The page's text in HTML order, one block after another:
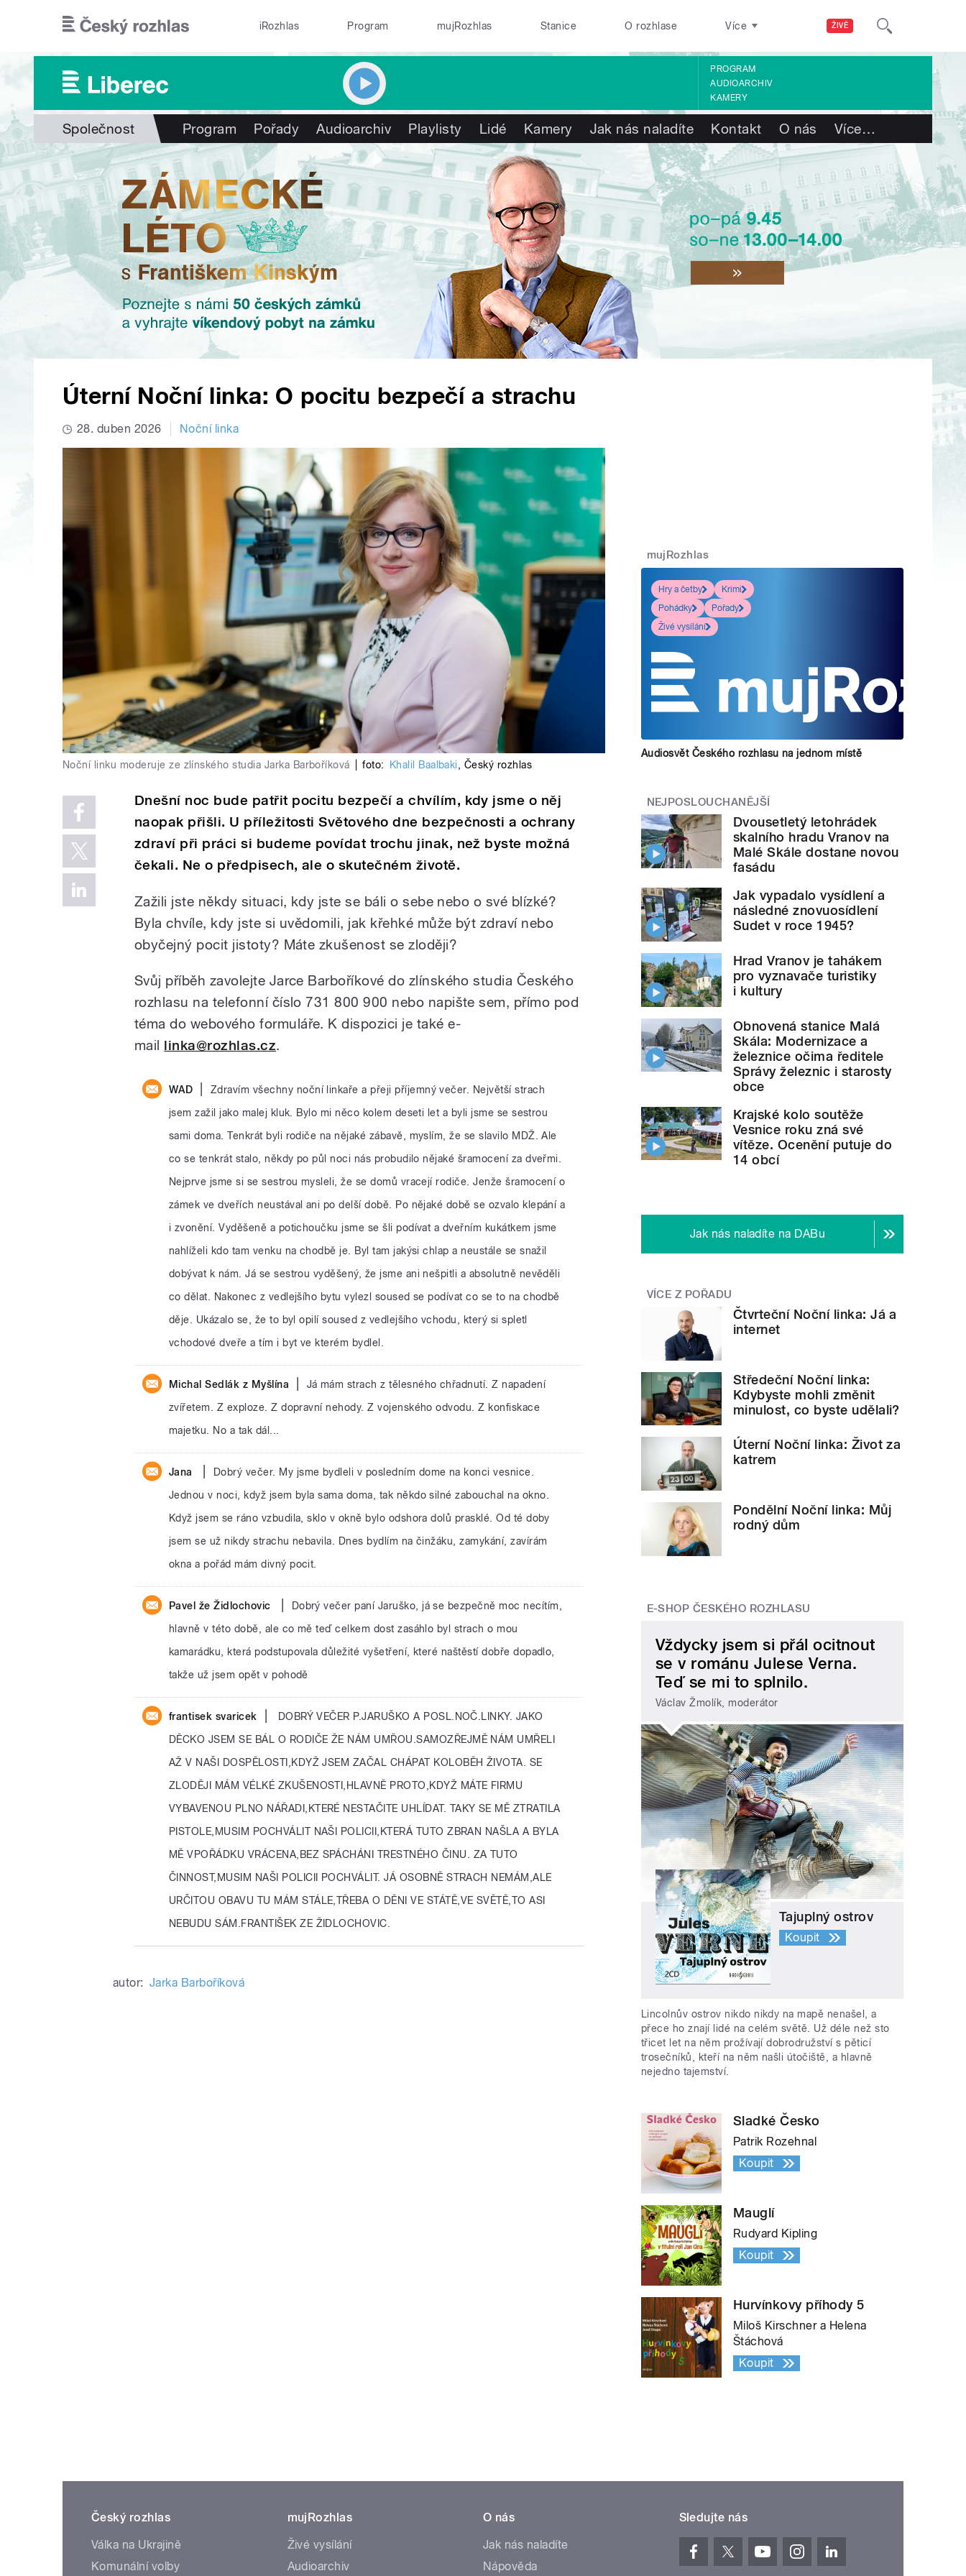
ŽIVĚ
iRozhlas Program mujRozhlas Stanice O rozhlase Více
PROGRAM
AUDIOARCHIV
KAMERY
Společnost Program Pořady Audioarchiv Playlisty Lidé Kamery Jak nás naladíte Kontakt O nás Více…
Úterní Noční linka: O pocitu bezpečí a strachu
28. duben 2026 Noční linka
Noční linku moderuje ze zlínského studia Jarka Barboříková foto: Khalil Baalbaki, Český rozhlas
Dnešní noc bude patřit pocitu bezpečí a chvílím, kdy jsme o něj
naopak přišli. U příležitosti Světového dne bezpečnosti a ochrany
zdraví při práci si budeme povídat trochu jinak, než byste možná
čekali. Ne o předpisech, ale o skutečném životě.
Zažili jste někdy situaci, kdy jste se báli o sebe nebo o své blízké?
Byla chvíle, kdy jste si uvědomili, jak křehké může být zdraví nebo
obyčejný pocit jistoty? Máte zkušenost se zloději?
Svůj příběh zavolejte Jarce Barboříkové do zlínského studia Českého
rozhlasu na telefonní číslo 731 800 900 nebo napište sem, přímo pod
téma do webového formuláře. K dispozici je také e-
mail linka@rozhlas.cz.
WAD
Zdravím všechny noční linkaře a přeji příjemný večer. Největší strach
jsem zažil jako malej kluk. Bylo mi něco kolem deseti let a byli jsme se sestrou
sami doma. Tenkrát byli rodiče na nějaké zábavě, myslím, že se slavilo MDŽ. Ale
co se tenkrát stalo, někdy po půl noci nás probudilo nějaké šramocení za dveřmi.
Nejprve jsme si se sestrou mysleli, že se domů vracejí rodiče. Jenže šramocení o
zámek ve dveřích neustával ani po delší době. Po nějaké době se ozvalo klepání a
i zvonění. Vyděšeně a potichoučku jsme se šli podívat a dveřním kukátkem jsme
nahlíželi kdo tam venku na chodbě je. Byl tam jakýsi chlap a neustále se snažil
dobývat k nám. Já se sestrou vyděšený, že jsme ani nešpitli a absolutně nevěděli
co dělat. Nakonec z vedlejšího bytu vylezl soused se podívat co se to na chodbě
děje. Ukázalo se, že to byl opilí soused z vedlejšího vchodu, který si spletl
vchodové dveře a tím i byt ve kterém bydlel.
Michal Sedlák z Myšlína
Já mám strach z tělesného chřadnutí. Z napadení
zvířetem. Z exploze. Z dopravní nehody. Z vojenského odvodu. Z konfiskace
majetku. No a tak dál...
Jana
Dobrý večer. My jsme bydleli v posledním dome na konci vesnice.
Jednou v noci, když jsem byla sama doma, tak někdo silné zabouchal na okno.
Když jsem se ráno vzbudila, sklo v okně bylo odshora dolů prasklé. Od té doby
jsem se už nikdy strachu nebavila. Dnes bydlím na činžáku, zamykání, zavírám
okna a pořád mám divný pocit.
Pavel že Židlochovic
Dobrý večer paní Jaruško, já se bezpečně moc necítím,
hlavně v této době, ale co mě teď celkem dost zasáhlo byl strach o mou
kamarádku, která podstupovala důležité vyšetření, které naštěstí dobře dopadlo,
takže už jsem opět v pohodě
frantisek svaricek
DOBRÝ VEČER P.JARUŠKO A POSL.NOČ.LINKY. JAKO
DĚCKO JSEM SE BÁL O RODIČE ŽE NÁM UMŘOU.SAMOZŘEJMĚ NÁM UMŘELI
AŽ V NAŠI DOSPĚLOSTI,KDYŽ JSEM ZAČAL CHÁPAT KOLOBĚH ŽIVOTA. SE
ZLODĚJI MÁM VÉLKÉ ZKUŠENOSTI,HLAVNĚ PROTO,KDYŽ MÁTE FIRMU
VYBAVENOU PLNO NÁŘADI,KTERÉ NESTAČITE UHLÍDAT. TAKY SE MĚ ZTRATILA
PISTOLE,MUSIM POCHVÁLIT NAŠI POLICII,KTERÁ TUTO ZBRAN NAŠLA A BYLA
MĚ VPOŘÁDKU VRÁCENA,BEZ SPÁCHÁNI TRESTNÉHO ČINU. ZA TUTO
ČINNOST,MUSIM NAŠI POLICII POCHVÁLIT. JÁ OSOBNĚ STRACH NEMÁM,ALE
URČITOU OBAVU TU MÁM STÁLE,TŘEBA O DĚNI VE STÁTĚ,VE SVĚTĚ,TO ASI
NEBUDU SÁM.FRANTIŠEK ZE ŽIDLOCHOVIC.
autor: Jarka Barboříková
mujRozhlas
Hry a četby
Krimi
Pohádky
Pořady
Živé vysílání
Audiosvět Českého rozhlasu na jednom místě
NEJPOSLOUCHANĚJŠÍ
Dvousetletý letohrádek
skalního hradu Vranov na
Malé Skále dostane novou
fasádu
Jak vypadalo vysídlení a
následné znovuosídlení
Sudet v roce 1945?
Hrad Vranov je tahákem
pro vyznavače turistiky
i kultury
Obnovená stanice Malá
Skála: Modernizace a
železnice očima ředitele
Správy železnic i starosty
obce
Krajské kolo soutěže
Vesnice roku zná své
vítěze. Ocenění putuje do
14 obcí
Jak nás naladíte na DABu
VÍCE Z POŘADU
Čtvrteční Noční linka: Já a
internet
Středeční Noční linka:
Kdybyste mohli změnit
minulost, co byste udělali?
Úterní Noční linka: Život za
katrem
Pondělní Noční linka: Můj
rodný dům
E-SHOP ČESKÉHO ROZHLASU
Vždycky jsem si přál ocitnout
se v románu Julese Verna.
Teď se mi to splnilo.
Václav Žmolík, moderátor
Tajuplný ostrov
Koupit
Lincolnův ostrov nikdo nikdy na mapě nenašel, a
přece ho znají lidé na celém světě. Už déle než sto
třicet let na něm prožívají dobrodružství s pěticí
trosečníků, kteří na něm našli útočiště, a hlavně
nejedno tajemství.
Sladké Česko
Patrik Rozehnal
Koupit
Mauglí
Rudyard Kipling
Koupit
Hurvínkovy příhody 5
Miloš Kirschner a Helena
Štáchová
Koupit
Český rozhlas
Válka na Ukrajině
Komunální volby
mujRozhlas
Živé vysílání
Audioarchiv
O nás
Jak nás naladíte
Nápověda
Sledujte nás